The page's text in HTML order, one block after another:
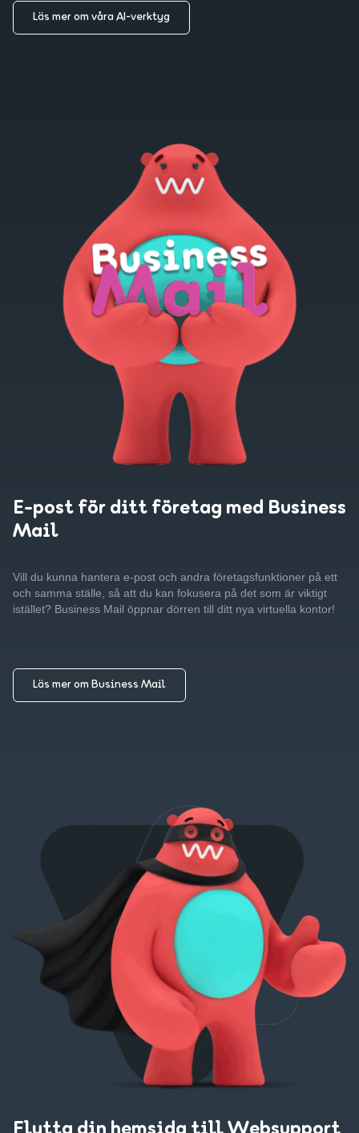
Läs mer om våra AI-verktyg
E-post för ditt företag med Business
Mail
Vill du kunna hantera e-post och andra företagsfunktioner på ett
och samma ställe, så att du kan fokusera på det som är viktigt
istället? Business Mail öppnar dörren till ditt nya virtuella kontor!
Läs mer om Business Mail